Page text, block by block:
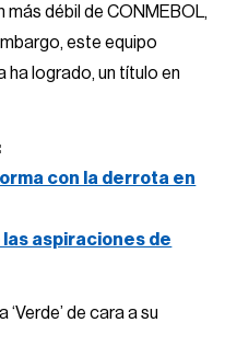
débil de CONMEBOL,
este equipo
ha logrado, un título en
con la derrota en
aspiraciones de
de cara a su